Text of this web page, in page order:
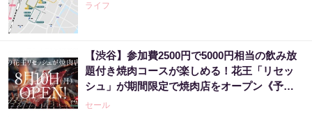
ライフ
【渋谷】参加費2500円で5000円相当の飲み放
題付き焼肉コースが楽しめる！花王「リセッ
シュ」が期間限定で焼肉店をオープン《予約
受付中》
セール